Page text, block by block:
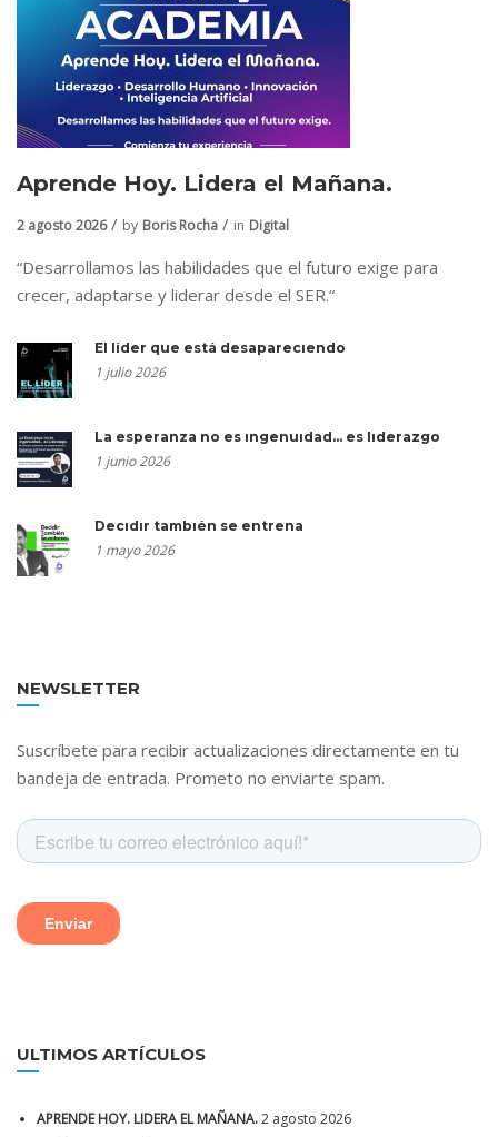
Aprende Hoy. Lidera el Mañana.
2 agosto 2026 by Boris Rocha in Digital
“Desarrollamos las habilidades que el futuro exige para
crecer, adaptarse y liderar desde el SER.“
El líder que está desapareciendo
1 julio 2026
La esperanza no es ingenuidad… es liderazgo
1 junio 2026
Decidir también se entrena
1 mayo 2026
NEWSLETTER
Suscríbete para recibir actualizaciones directamente en tu
bandeja de entrada. Prometo no enviarte spam.
ULTIMOS ARTÍCULOS
APRENDE HOY. LIDERA EL MAÑANA.2 agosto 2026